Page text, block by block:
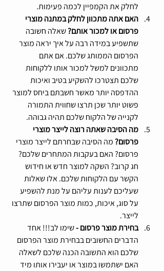
לחלק את הקמפיין לכמה פעימות.
האם אתה מתכוון לחלק במתנה מוצרי
פרסום או למכור אותם? שאלה חשובה
שתשפיע במידה רבה על איך יראה מוצר
הפרסום הממותג שלכם. אם אתם
מתכוונים למשל למכור אותו ללקוחות
שלכם תצטרכו להשקיע בטיב ואיכות
ההדפסה יותר מאשר חשבתם ביחס למוצר
פשוט יותר שכן תרצו שחווית התמורה
לקנייה של הלקוח שלכם תהיה גבוהה.
מה הסיבה שאתה רוצה לייצר מוצרי
פרסום? מה הסיבה שבחרתם לייצר מוצרי
פרסום? האם בעקבות המתחרים שלכם?
חג קרוב? השקה למוצר חדש או חידוש
הקשר עם הלקוחות שלכם. אלו שאלות
שעליכם לענות עליהם על מנת להשפיע
על סוג, איכות, כמות מוצר הפרסום שתרצו
לייצר.
בחירת מוצר פרסום - שימו לב!!! אחד
הדברים החשובים בבחירת מוצר הפרסום
שלכם הוא התשובה הכנה שלכם לשאלה
האם ישתמשו במוצר או יעבירו אותו מיד